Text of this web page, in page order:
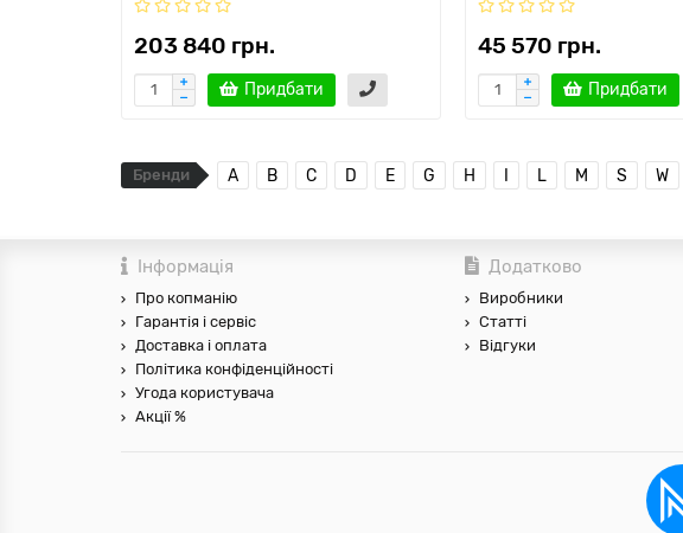
203 840 грн.
Придбати
45 570 грн.
Придбати
Бренди A B C D E G H L M S W
Інформація
Про копманію
Гарантія і сервіс
Доставка і оплата
Політика конфіденційності
Угода користувача
Акції %
Додатково
Виробники
Статті
Відгуки